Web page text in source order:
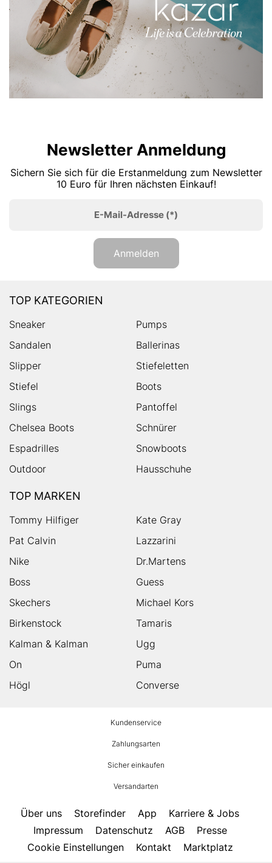
Newsletter Anmeldung
Sichern Sie sich für die Erstanmeldung zum Newsletter
10 Euro für Ihren nächsten Einkauf!
E-Mail-Adresse (*)
Anmelden
TOP KATEGORIEN
Sneaker
Pumps
Sandalen
Ballerinas
Slipper
Stiefeletten
Stiefel
Boots
Slings
Pantoffel
Chelsea Boots
Schnürer
Espadrilles
Snowboots
Outdoor
Hausschuhe
TOP MARKEN
Tommy Hilfiger
Kate Gray
Pat Calvin
Lazzarini
Nike
Dr.Martens
Boss
Guess
Skechers
Michael Kors
Birkenstock
Tamaris
Kalman & Kalman
Ugg
On
Puma
Högl
Converse
Kundenservice
Zahlungsarten
Sicher einkaufen
Versandarten
Über uns Storefinder App
Karriere & Jobs
Impressum
Datenschutz AGB
Presse
Cookie Einstellungen
Kontakt Marktplatz